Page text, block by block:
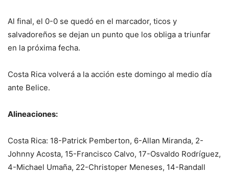
Al final, el 0-0 se quedó en el marcador, ticos y
salvadoreños se dejan un punto que los obliga a triunfar
en la próxima fecha.
Costa Rica volverá a la acción este domingo al medio día
ante Belice.
Alineaciones:
Costa Rica: 18-Patrick Pemberton, 6-Allan Miranda, 2-
Johnny Acosta, 15-Francisco Calvo, 17-Osvaldo Rodríguez,
4-Michael Umaña, 22-Christoper Meneses, 14-Randall